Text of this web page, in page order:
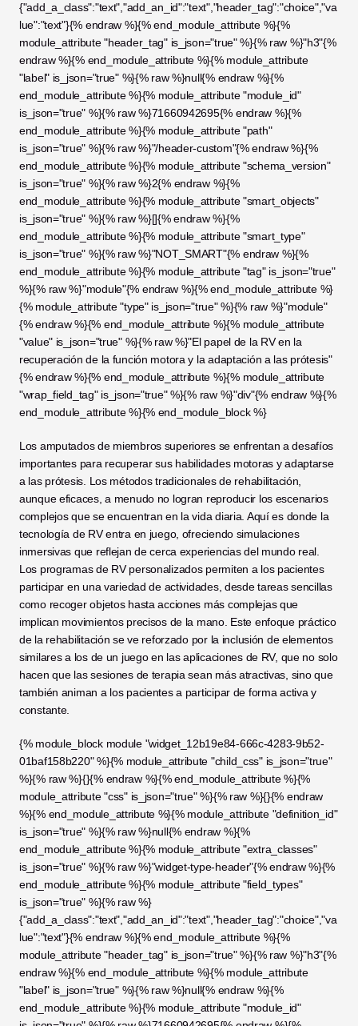
{"add_a_class":"text","add_an_id":"text","header_tag":"choice","va
lue":"text"}{% endraw %}{% end_module_attribute %}{%
module_attribute "header_tag" is_json="true" %}{% raw %}"h3"{%
endraw %}{% end_module_attribute %}{% module_attribute
"label" is_json="true" %}{% raw %}null{% endraw %}{%
end_module_attribute %}{% module_attribute "module_id"
is_json="true" %}{% raw %}71660942695{% endraw %}{%
end_module_attribute %}{% module_attribute "path"
is_json="true" %}{% raw %}"/header-custom"{% endraw %}{%
end_module_attribute %}{% module_attribute "schema_version"
is_json="true" %}{% raw %}2{% endraw %}{%
end_module_attribute %}{% module_attribute "smart_objects"
is_json="true" %}{% raw %}[]{% endraw %}{%
end_module_attribute %}{% module_attribute "smart_type"
is_json="true" %}{% raw %}"NOT_SMART"{% endraw %}{%
end_module_attribute %}{% module_attribute "tag" is_json="true"
%}{% raw %}"module"{% endraw %}{% end_module_attribute %}
{% module_attribute "type" is_json="true" %}{% raw %}"module"
{% endraw %}{% end_module_attribute %}{% module_attribute
"value" is_json="true" %}{% raw %}"El papel de la RV en la
recuperación de la función motora y la adaptación a las prótesis"
{% endraw %}{% end_module_attribute %}{% module_attribute
"wrap_field_tag" is_json="true" %}{% raw %}"div"{% endraw %}{%
end_module_attribute %}{% end_module_block %}
Los amputados de miembros superiores se enfrentan a desafíos
importantes para recuperar sus habilidades motoras y adaptarse
a las prótesis. Los métodos tradicionales de rehabilitación,
aunque eficaces, a menudo no logran reproducir los escenarios
complejos que se encuentran en la vida diaria. Aquí es donde la
tecnología de RV entra en juego, ofreciendo simulaciones
inmersivas que reflejan de cerca experiencias del mundo real.
Los programas de RV personalizados permiten a los pacientes
participar en una variedad de actividades, desde tareas sencillas
como recoger objetos hasta acciones más complejas que
implican movimientos precisos de la mano. Este enfoque práctico
de la rehabilitación se ve reforzado por la inclusión de elementos
similares a los de un juego en las aplicaciones de RV, que no solo
hacen que las sesiones de terapia sean más atractivas, sino que
también animan a los pacientes a participar de forma activa y
constante.
{% module_block module "widget_12b19e84-666c-4283-9b52-
01baf158b220" %}{% module_attribute "child_css" is_json="true"
%}{% raw %}{}{% endraw %}{% end_module_attribute %}{%
module_attribute "css" is_json="true" %}{% raw %}{}{% endraw
%}{% end_module_attribute %}{% module_attribute "definition_id"
is_json="true" %}{% raw %}null{% endraw %}{%
end_module_attribute %}{% module_attribute "extra_classes"
is_json="true" %}{% raw %}"widget-type-header"{% endraw %}{%
end_module_attribute %}{% module_attribute "field_types"
is_json="true" %}{% raw %}
{"add_a_class":"text","add_an_id":"text","header_tag":"choice","va
lue":"text"}{% endraw %}{% end_module_attribute %}{%
module_attribute "header_tag" is_json="true" %}{% raw %}"h3"{%
endraw %}{% end_module_attribute %}{% module_attribute
"label" is_json="true" %}{% raw %}null{% endraw %}{%
end_module_attribute %}{% module_attribute "module_id"